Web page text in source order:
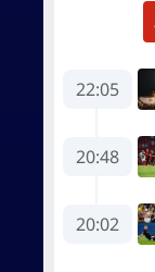
22:05
20:48
20:02